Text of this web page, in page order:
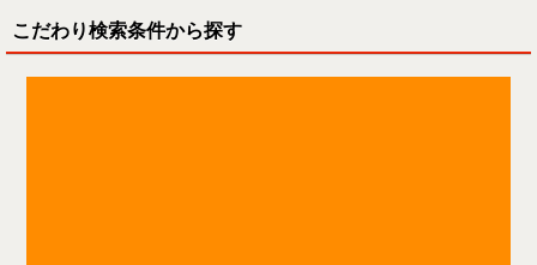
こだわり検索条件から探す